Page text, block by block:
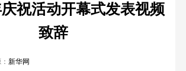
祝活动开幕式发表视频
致辞
新华网